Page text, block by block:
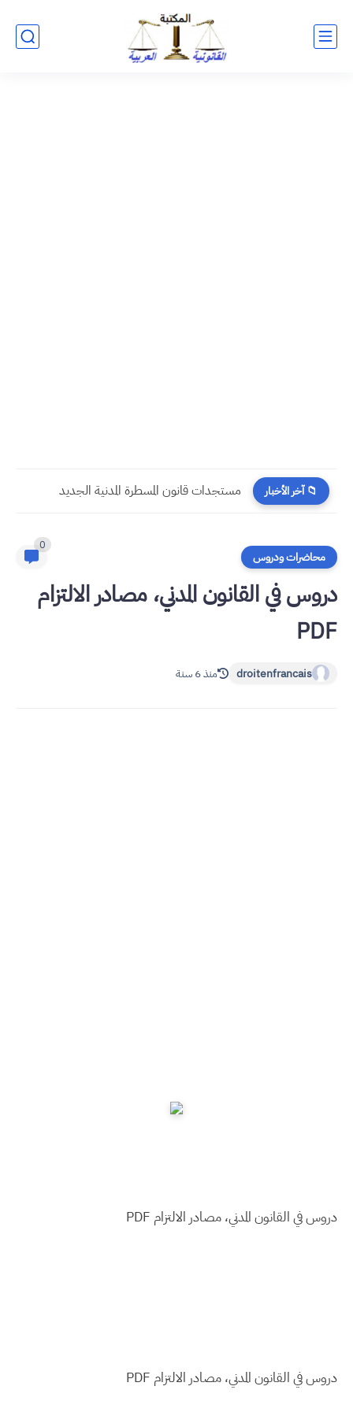
📁 آخر الأخبار مستجدات قانون المسطرة المدنية الجديد
محاضرات ودروس
0
دروس في القانون المدني، مصادر الالتزام
PDF
droitenfrancais منذ 6 سنة
دروس في القانون المدني، مصادر الالتزام PDF
دروس في القانون المدني، مصادر الالتزام PDF